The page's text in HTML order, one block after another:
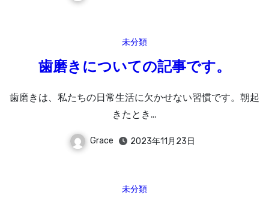
未分類
歯磨きについての記事です。
歯磨きは、私たちの日常生活に欠かせない習慣です。朝起
きたとき…
Grace 2023年11月23日
未分類